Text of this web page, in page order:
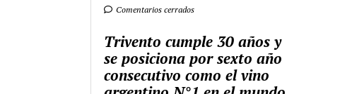
Comentarios cerrados
Trivento cumple 30 años y
se posiciona por sexto año
consecutivo como el vino